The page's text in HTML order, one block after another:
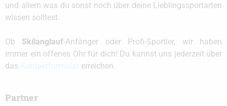
und allem was du sonst noch über deine Lieblingssportarten
wissen solltest.
Ob Skilanglauf-Anfänger oder Profi-Sportler, wir haben
immer ein offenes Ohr für dich! Du kannst uns jederzeit über
das
erreichen.
Partner